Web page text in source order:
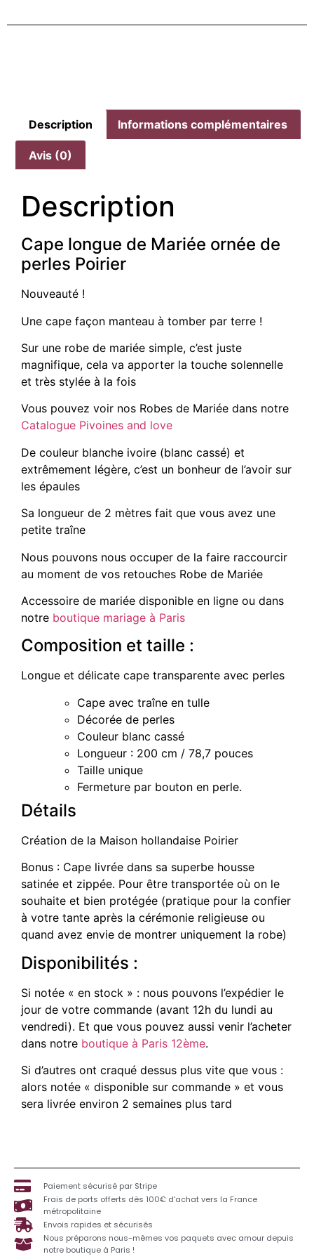
Description Informations complémentaires
Avis (0)
Description
Cape longue de Mariée ornée de
perles Poirier
Nouveauté !
Une cape façon manteau à tomber par terre !
Sur une robe de mariée simple, c’est juste
magnifique, cela va apporter la touche solennelle
et très stylée à la fois
Vous pouvez voir nos Robes de Mariée dans notre
Catalogue Pivoines and love
De couleur blanche ivoire (blanc cassé) et
extrêmement légère, c’est un bonheur de l’avoir sur
les épaules
Sa longueur de 2 mètres fait que vous avez une
petite traîne
Nous pouvons nous occuper de la faire raccourcir
au moment de vos retouches Robe de Mariée
Accessoire de mariée disponible en ligne ou dans
notre boutique mariage à Paris
Composition et taille :
Longue et délicate cape transparente avec perles
Cape avec traîne en tulle
Décorée de perles
Couleur blanc cassé
Longueur : 200 cm / 78,7 pouces
Taille unique
Fermeture par bouton en perle.
Détails
Création de la Maison hollandaise Poirier
Bonus : Cape livrée dans sa superbe housse
satinée et zippée. Pour être transportée où on le
souhaite et bien protégée (pratique pour la confier
à votre tante après la cérémonie religieuse ou
quand avez envie de montrer uniquement la robe)
Disponibilités :
Si notée « en stock » : nous pouvons l’expédier le
jour de votre commande (avant 12h du lundi au
vendredi). Et que vous pouvez aussi venir l’acheter
dans notre boutique à Paris 12ème.
Si d’autres ont craqué dessus plus vite que vous :
alors notée « disponible sur commande » et vous
sera livrée environ 2 semaines plus tard
Paiement sécurisé par Stripe
Frais de ports offerts dès 100€ d'achat vers la France
métropolitaine
Envois rapides et sécurisés
Nous préparons nous-mêmes vos paquets avec amour depuis
notre boutique à Paris !